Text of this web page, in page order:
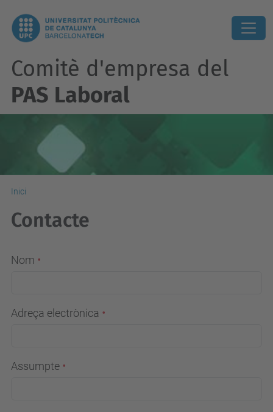
Comitè d'empresa del
PAS Laboral
Inici
Contacte
Nom
Adreça electrònica
Assumpte